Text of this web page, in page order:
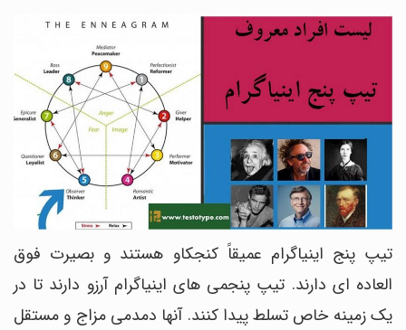
تیپ پنج اینیاگرام عمیقاً کنجکاو هستند و بصیرت فوق
العاده ای دارند. تیپ پنجمی های اینیاگرام آرزو دارند تا در
یک زمینه خاص تسلط پیدا کنند. آنها دمدمی مزاج و مستقل